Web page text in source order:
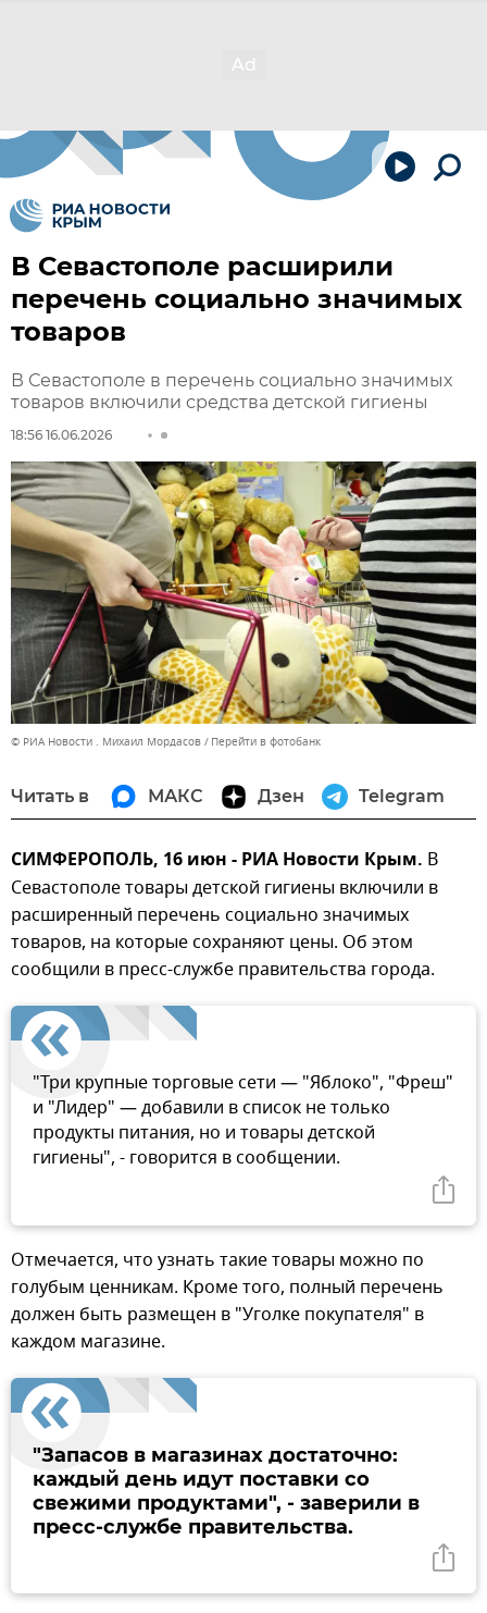
В Севастополе расширили
перечень социально значимых
товаров
В Севастополе в перечень социально значимых
товаров включили средства детской гигиены
18:56 16.06.2026
© РИА Новости . Михаил Мордасов Перейти в фотобанк
Читать в МАКС Дзен Telegram
СИМФЕРОПОЛЬ, 16 июн - РИА Новости Крым. В
Севастополе товары детской гигиены включили в
расширенный перечень социально значимых
товаров, на которые сохраняют цены. Об этом
сообщили в пресс-службе правительства города.
"Три крупные торговые сети — "Яблоко", "Фреш"
и "Лидер" — добавили в список не только
продукты питания, но и товары детской
гигиены", - говорится в сообщении.
Отмечается, что узнать такие товары можно по
голубым ценникам. Кроме того, полный перечень
должен быть размещен в "Уголке покупателя" в
каждом магазине.
"Запасов в магазинах достаточно:
каждый день идут поставки со
свежими продуктами", - заверили в
пресс-службе правительства.